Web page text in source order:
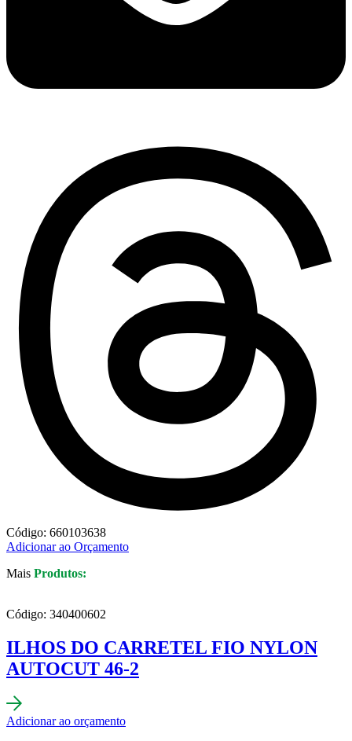
Código: 660103638
Adicionar ao Orçamento
Mais Produtos:
Código: 340400602
ILHOS DO CARRETEL FIO NYLON
AUTOCUT 46-2
Adicionar ao orçamento